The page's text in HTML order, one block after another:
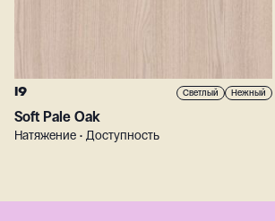
I9 Светлый Нежный
Soft Pale Oak
Натяжение • Доступность